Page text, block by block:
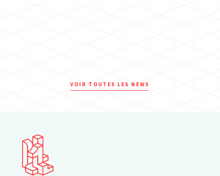
VOIR TOUTES LES NEWS